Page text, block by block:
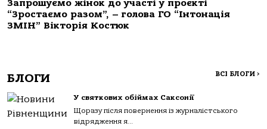
Запрошуємо жінок до участі у проєкті
“Зростаємо разом”, – голова ГО “Інтонація
ЗМІН” Вікторія Костюк
БЛОГИ ВСІ БЛОГИ >
У святкових обіймах Саксонії
Щоразу після повернення із журналістського
відрядження я...